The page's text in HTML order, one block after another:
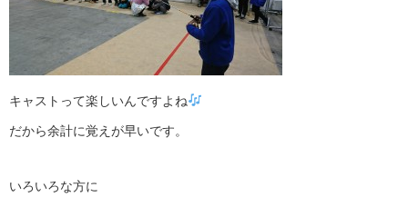
キャストって楽しいんですよね
だから余計に覚えが早いです。
いろいろな方に